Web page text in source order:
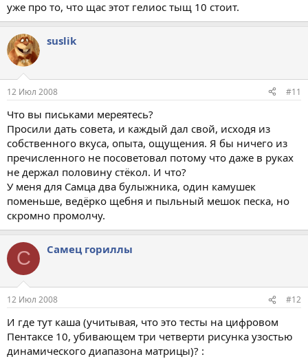
уже про то, что щас этот гелиос тыщ 10 стоит.
suslik
12 Июл 2008 #11
Что вы письками мереятесь?
Просили дать совета, и каждый дал свой, исходя из
собственного вкуса, опыта, ощущения. Я бы ничего из
пречисленного не посоветовал потому что даже в руках
не держал половину стёкол. И что?
У меня для Самца два булыжника, один камушек
поменьше, ведёрко щебня и пыльный мешок песка, но
скромно промолчу.
С Самец гориллы
12 Июл 2008 #12
И где тут каша (учитывая, что это тесты на цифровом
Пентаксе 10, убивающем три четверти рисунка узостью
динамического диапазона матрицы)? :